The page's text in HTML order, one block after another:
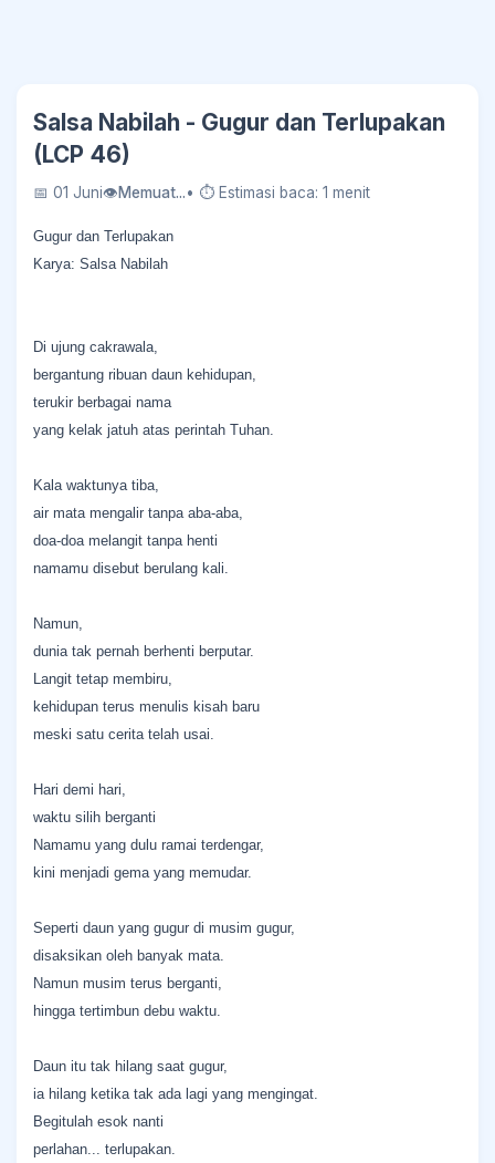
Salsa Nabilah - Gugur dan Terlupakan
(LCP 46)
📅 01 Juni👁Memuat...• ⏱ Estimasi baca: 1 menit
Gugur dan Terlupakan
Karya: Salsa Nabilah
Di ujung cakrawala,
bergantung ribuan daun kehidupan,
terukir berbagai nama
yang kelak jatuh atas perintah Tuhan.
Kala waktunya tiba,
air mata mengalir tanpa aba-aba,
doa-doa melangit tanpa henti
namamu disebut berulang kali.
Namun,
dunia tak pernah berhenti berputar.
Langit tetap membiru,
kehidupan terus menulis kisah baru
meski satu cerita telah usai.
Hari demi hari,
waktu silih berganti
Namamu yang dulu ramai terdengar,
kini menjadi gema yang memudar.
Seperti daun yang gugur di musim gugur,
disaksikan oleh banyak mata.
Namun musim terus berganti,
hingga tertimbun debu waktu.
Daun itu tak hilang saat gugur,
ia hilang ketika tak ada lagi yang mengingat.
Begitulah esok nanti
perlahan... terlupakan.